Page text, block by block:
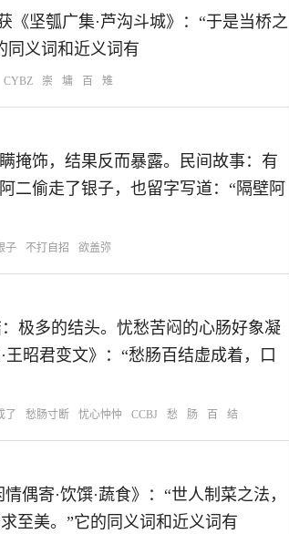
《坚瓠广集·芦沟斗城》：“于是当桥之
同义词和近义词有
CYBZ 崇 墉 百 雉
掩饰，结果反而暴露。民间故事：有
二偷走了银子，也留字写道：“隔壁阿
子 不打自招
欲盖弥
极多的结头。忧愁苦闷的心肠好象凝
昭君变文》：“愁肠百结虚成着，口
了 愁肠寸断 忧心忡忡 CCBJ 愁 肠 百 结
偶寄·饮馔·蔬食》：“世人制菜之法，
至美。”它的同义词和近义词有